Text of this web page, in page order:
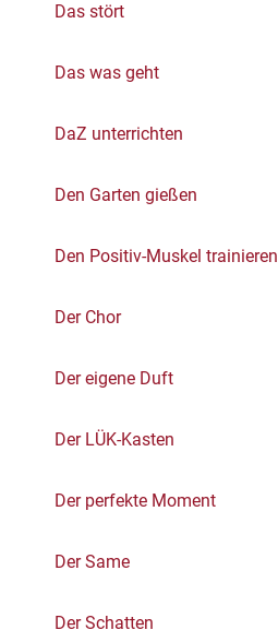
Das stört
Das was geht
DaZ unterrichten
Den Garten gießen
Den Positiv-Muskel trainieren
Der Chor
Der eigene Duft
Der LÜK-Kasten
Der perfekte Moment
Der Same
Der Schatten